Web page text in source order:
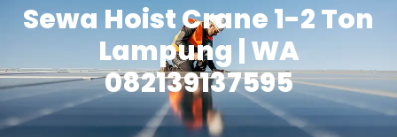
Sewa Hoist Crane 1-2 Ton
Lampung | WA
082139137595